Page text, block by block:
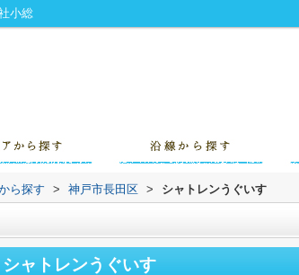
小総
ら探す > 神戸市長田区 > シャトレンうぐいす
シャトレンうぐいす